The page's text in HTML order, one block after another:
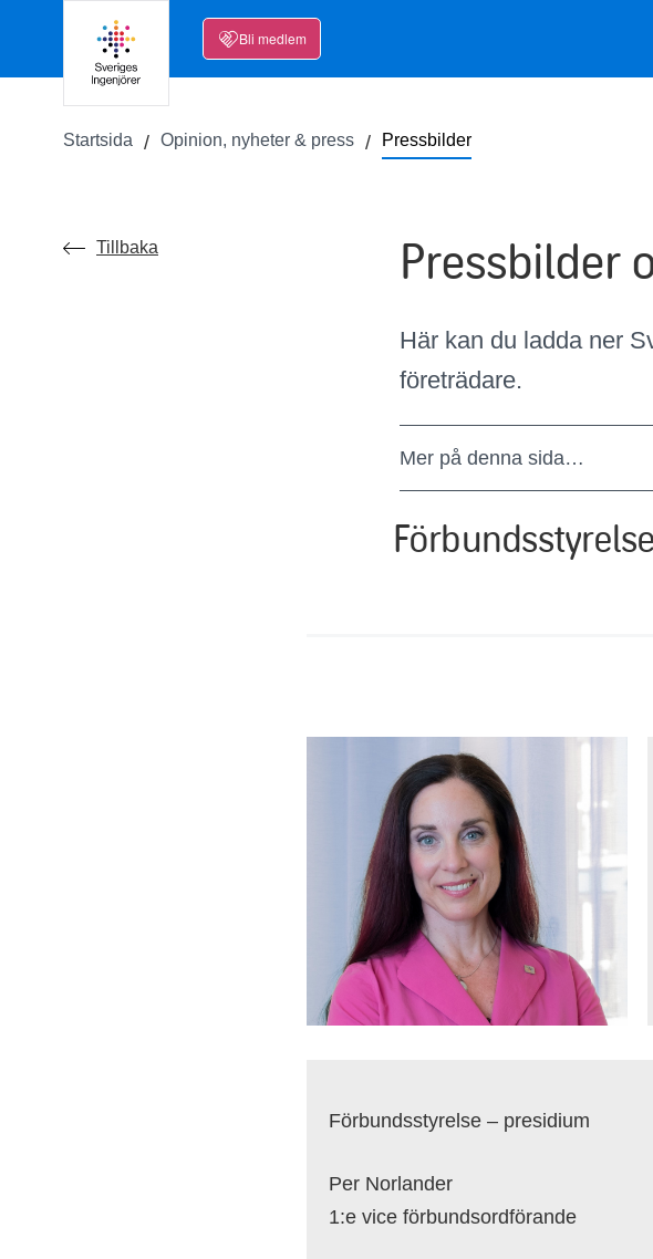
Bli medlem
Startsida Opinion, nyheter & press Pressbilder
Tillbaka Pressbilder
Här kan du ladda ner
företrädare.
Mer på denna sida…
Förbundsstyrelse
Förbundsstyrelse – presidium
Per Norlander
1:e vice förbundsordförande